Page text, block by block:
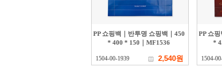
PP 쇼핑백｜반투명 쇼핑백｜450
* 400 * 150｜MF1536
1504-00-1939 2,540원
PP 쇼
*
1504-